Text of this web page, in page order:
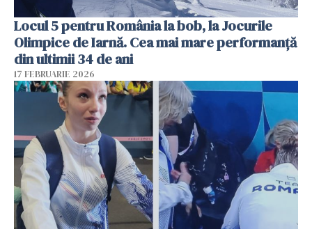
Locul 5 pentru România la bob, la Jocurile
Olimpice de Iarnă. Cea mai mare performanță
din ultimii 34 de ani
17 FEBRUARIE 2026